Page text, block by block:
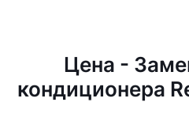
Цена -
кондиционера